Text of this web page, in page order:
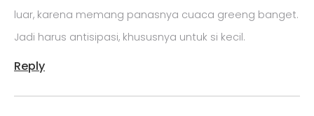
luar, karena memang panasnya cuaca greeng banget.
Jadi harus antisipasi, khususnya untuk si kecil.
Reply